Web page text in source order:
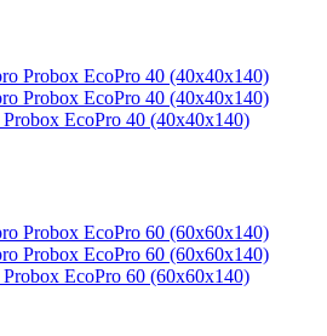
EcoPro 40 (40х40х140)
EcoPro 60 (60х60х140)